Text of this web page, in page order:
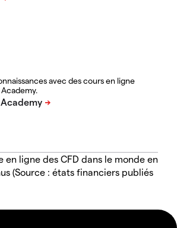
avec des cours en ligne
en ligne des CFD dans le monde en
(Source : états financiers publiés